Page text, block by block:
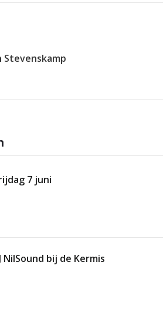
Stevenskamp
7 juni
NilSound bij de Kermis